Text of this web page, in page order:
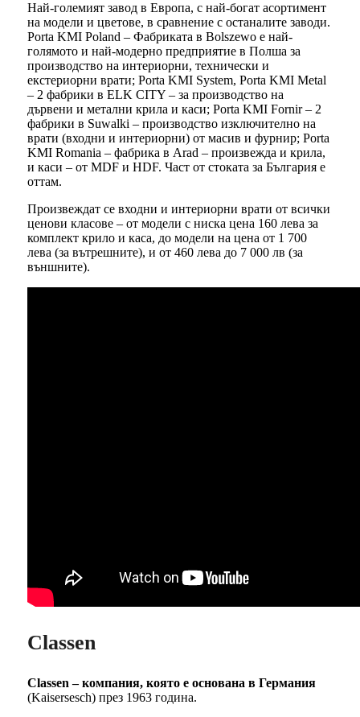
Най-големият завод в Европа, с най-богат асортимент
на модели и цветове, в сравнение с останалите заводи.
Porta KMI Poland – Фабриката в Bolszewo е най-
голямото и най-модерно предприятие в Полша за
производство на интериорни, технически и
екстериорни врати; Porta KMI System, Porta KMI Metal
– 2 фабрики в ELK CITY – за производство на
дървени и метални крила и каси; Porta KMI Fornir – 2
фабрики в Suwalki – производство изключително на
врати (входни и интериорни) от масив и фурнир; Porta
KMI Romania – фабрика в Arad – произвежда и крила,
и каси – от MDF и HDF. Част от стоката за България е
оттам.
Произвеждат се входни и интериорни врати от всички
ценови класове – от модели с ниска цена 160 лева за
комплект крило и каса, до модели на цена от 1 700
лева (за вътрешните), и от 460 лева до 7 000 лв (за
външните).
Classen
Classen – компания, която е основана в Германия
(Kaisersesch) през 1963 година.